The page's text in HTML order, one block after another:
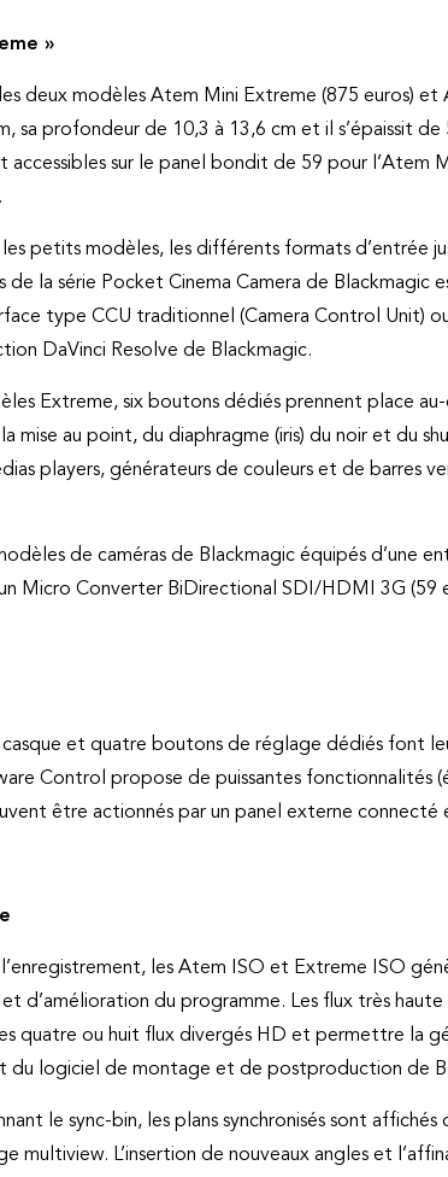
»
deux modèles Atem Mini Extreme (875 euros) et
sa profondeur de 10,3 à 13,6 cm et il s’épaissit
accessibles sur le panel bondit de 59 pour l’Atem
les petits modèles, les différents formats d’entrée
de la série Pocket Cinema Camera de
type CCU traditionnel (Camera Control Unit)
DaVinci Resolve de Blackmagic.
Extreme, six boutons dédiés prennent place
mise au point, du diaphragme (iris) du noir et du
players, générateurs de couleurs et de barres
de caméras de Blackmagic équipés
Micro Converter BiDirectional SDI/HDMI 3G (59
et quatre boutons de réglage dédiés font
Control propose de puissantes fonctionnalités
être actionnés par un panel externe
l’enregistrement, les Atem ISO et Extreme ISO
d’amélioration du programme. Les flux très
quatre ou huit flux divergés HD et permettre la
du logiciel de montage et de postproduction de
le sync-bin, les plans synchronisés sont
multiview. L’insertion de nouveaux angles et